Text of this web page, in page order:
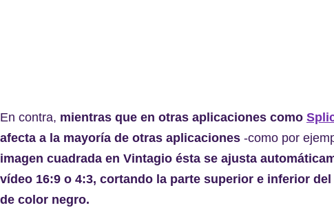
En contra, mientras que en otras aplicaciones como
afecta a la mayoría de otras aplicaciones -como por
imagen cuadrada en Vintagio ésta se ajusta
vídeo 16:9 o 4:3, cortando la parte superior e inferior
de color negro.